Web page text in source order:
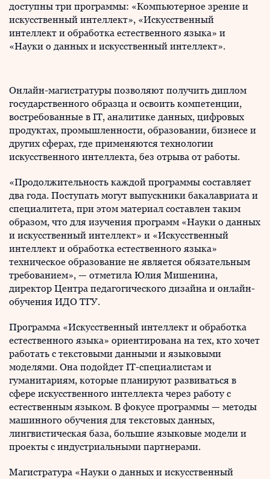
доступны три программы: «Компьютерное зрение и
искусственный интеллект», «Искусственный
интеллект и обработка естественного языка» и
«Науки о данных и искусственный интеллект».
Онлайн-магистратуры позволяют получить диплом
государственного образца и освоить компетенции,
востребованные в IT, аналитике данных, цифровых
продуктах, промышленности, образовании, бизнесе и
других сферах, где применяются технологии
искусственного интеллекта, без отрыва от работы.
«Продолжительность каждой программы составляет
два года. Поступать могут выпускники бакалавриата и
специалитета, при этом материал составлен таким
образом, что для изучения программ «Науки о данных
и искусственный интеллект» и «Искусственный
интеллект и обработка естественного языка»
техническое образование не является обязательным
требованием», — отметила Юлия Мишенина,
директор Центра педагогического дизайна и онлайн-
обучения ИДО ТГУ.
Программа «Искусственный интеллект и обработка
естественного языка» ориентирована на тех, кто хочет
работать с текстовыми данными и языковыми
моделями. Она подойдет IT-специалистам и
гуманитариям, которые планируют развиваться в
сфере искусственного интеллекта через работу с
естественным языком. В фокусе программы — методы
машинного обучения для текстовых данных,
лингвистическая база, большие языковые модели и
проекты с индустриальными партнерами.
Магистратура «Науки о данных и искусственный